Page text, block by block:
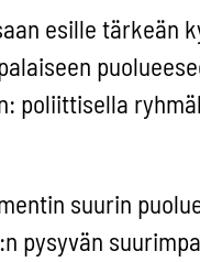
esille tärkeän
poliittisella
suurin
pysyvän